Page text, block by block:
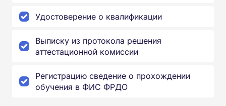
Удостоверение о квалификации
Выписку из протокола решения
аттестационной комиссии
Регистрацию сведение о прохождении
обучения в ФИС ФРДО